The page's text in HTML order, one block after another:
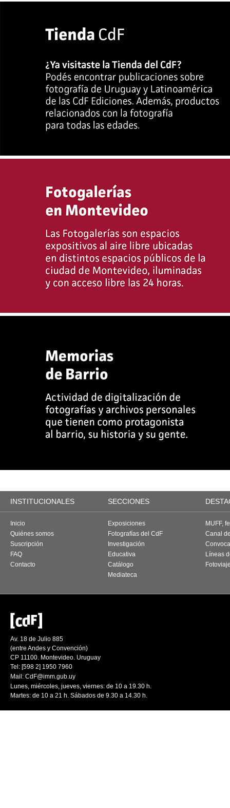
INSTITUCIONALES SECCIONES
Inicio
Quiénes somos
Suscripción
FAQ
Contacto
Exposiciones
Fotografías del CdF
Investigación
Educativa
Catálogo
Mediateca
MUFF,
Canal
Líneas
Av. 18 de Julio 885
(entre Andes y Convención)
CP 11100. Montevideo. Uruguay
Tel: [598 2] 1950 7960
Mail: CdF@imm.gub.uy
Lunes, miércoles, jueves, viernes: de 10 a 19.30 h.
Martes: de 10 a 21 h. Sábados de 9.30 a 14.30 h.